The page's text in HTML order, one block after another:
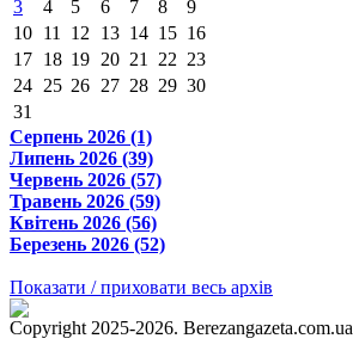
3
4 5 6 7 8
9
10 11 12 13 14 15 16
17 18 19 20 21 22 23
24 25 26 27 28 29 30
31
Серпень 2026 (1)
Липень 2026 (39)
Червень 2026 (57)
Травень 2026 (59)
Квітень 2026 (56)
Березень 2026 (52)
Показати / приховати весь архів
Copyright 2025-2026. Berezangazeta.com.ua